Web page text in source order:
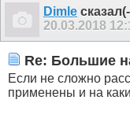
Dimle
20.03.2018
Re: Большие
Если не сложно
применены и на